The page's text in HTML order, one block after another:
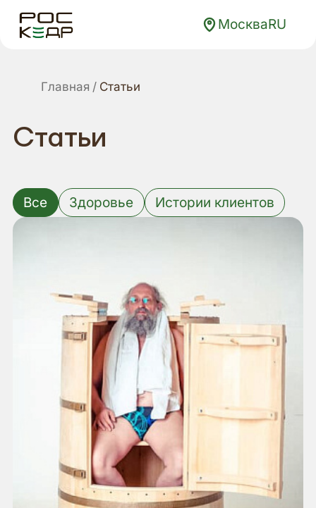
RU
Москва
Главная Статьи
Статьи
Все Здоровье Истории клиентов